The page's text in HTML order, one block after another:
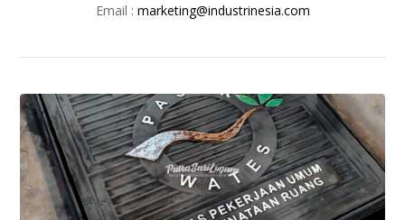
Email : marketing@industrinesia.com